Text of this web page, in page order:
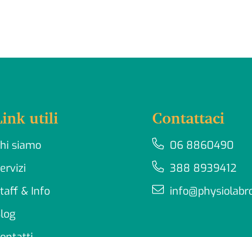
utili
siamo
& Info
Contattaci
06 8860490
388 8939412